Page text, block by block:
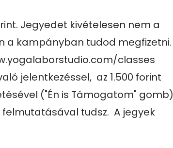
Jegyedet kivételesen nem a
a kampányban tudod megfizetni.
classes
jelentkezéssel,  az 1.500 forint
("Én is Támogatom" gomb)
tudsz.  A jegyek